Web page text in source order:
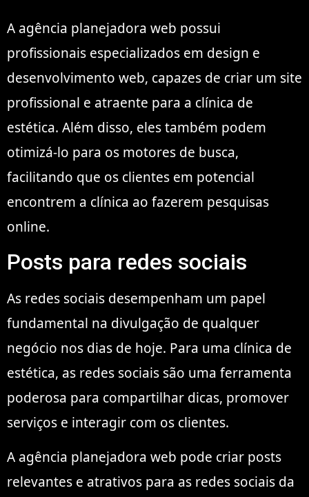
A agência planejadora web possui
profissionais especializados em design e
desenvolvimento web, capazes de criar um site
profissional e atraente para a clínica de
estética. Além disso, eles também podem
otimizá-lo para os motores de busca,
facilitando que os clientes em potencial
encontrem a clínica ao fazerem pesquisas
online.
Posts para redes sociais
As redes sociais desempenham um papel
fundamental na divulgação de qualquer
negócio nos dias de hoje. Para uma clínica de
estética, as redes sociais são uma ferramenta
poderosa para compartilhar dicas, promover
serviços e interagir com os clientes.
A agência planejadora web pode criar posts
relevantes e atrativos para as redes sociais da